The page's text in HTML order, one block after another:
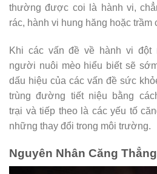
thường được coi là hành vi,
rác, hành vi hung hăng hoặc trầm
Khi các vấn đề về hành vi đột
người nuôi mèo hiểu biết sẽ
dấu hiệu của các vấn đề sức
trùng đường tiết niệu bằng
trại và tiếp theo là các yếu tố
những thay đổi trong môi trường.
Nguyên Nhân Căng